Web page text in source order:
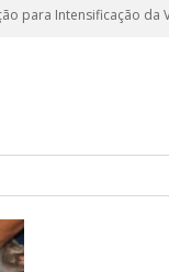
para Intensificação da